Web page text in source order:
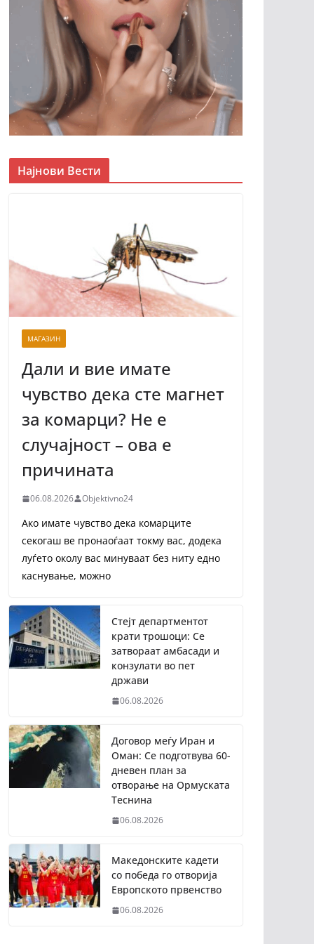
Најнови Вести
МАГАЗИН
Дали и вие имате
чувство дека сте магнет
за комарци? Не е
случајност – ова е
причината
06.08.2026 Objektivno24
Ако имате чувство дека комарците
секогаш ве пронаоѓаат токму вас, додека
луѓето околу вас минуваат без ниту едно
каснување, можно
Стејт департментот
крати трошоци: Се
затвораат амбасади и
конзулати во пет
држави
06.08.2026
Договор меѓу Иран и
Оман: Се подготвува 60-
дневен план за
отворање на Ормуската
Теснина
06.08.2026
Македонските кадети
со победа го отворија
Европското првенство
06.08.2026